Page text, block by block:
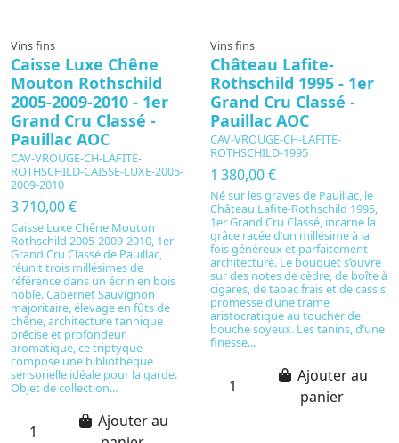
Vins fins
Caisse Luxe Chêne
Mouton Rothschild
2005-2009-2010 - 1er
Grand Cru Classé -
Pauillac AOC
CAV-VROUGE-CH-LAFITE-
ROTHSCHILD-CAISSE-LUXE-2005-
2009-2010
3 710,00 €
Caisse Luxe Chêne Mouton
Rothschild 2005-2009-2010, 1er
Grand Cru Classé de Pauillac,
réunit trois millésimes de
référence dans un écrin en bois
noble. Cabernet Sauvignon
majoritaire, élevage en fûts de
chêne, architecture tannique
précise et profondeur
aromatique, ce triptyque
compose une bibliothèque
sensorielle idéale pour la garde.
Objet de collection...
Ajouter au
Vins fins
Château Lafite-
Rothschild 1995 - 1er
Grand Cru Classé -
Pauillac AOC
CAV-VROUGE-CH-LAFITE-
ROTHSCHILD-1995
1 380,00 €
Né sur les graves de Pauillac, le
Château Lafite-Rothschild 1995,
1er Grand Cru Classé, incarne la
grâce racée d’un millésime à la
fois généreux et parfaitement
architecturé. Le bouquet s’ouvre
sur des notes de cèdre, de boîte à
cigares, de tabac frais et de cassis,
promesse d’une trame
aristocratique au toucher de
bouche soyeux. Les tanins, d’une
finesse...
Ajouter au
panier